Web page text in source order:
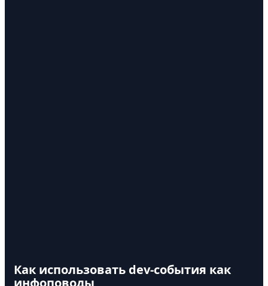
Как использовать dev-события как
инфоповоды